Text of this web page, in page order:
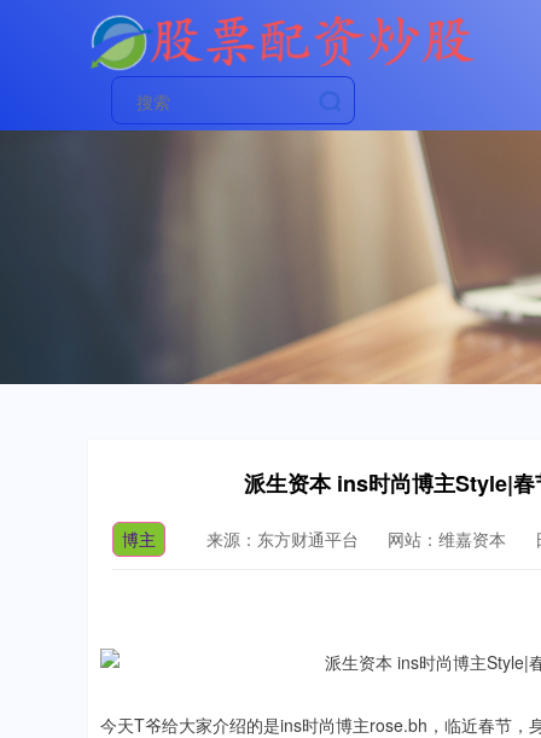
派生资本 ins时尚博主Style|
博主 来源：东方财通平台 网站：维嘉资本
今天T爷给大家介绍的是ins时尚博主rose.bh，临近春节